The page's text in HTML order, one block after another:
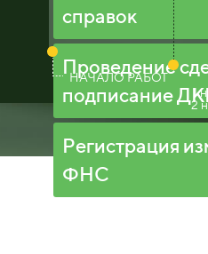
справок
Проведение
подписание
Регистрация
ФНС
НАЧАЛО РАБОТ
1
2